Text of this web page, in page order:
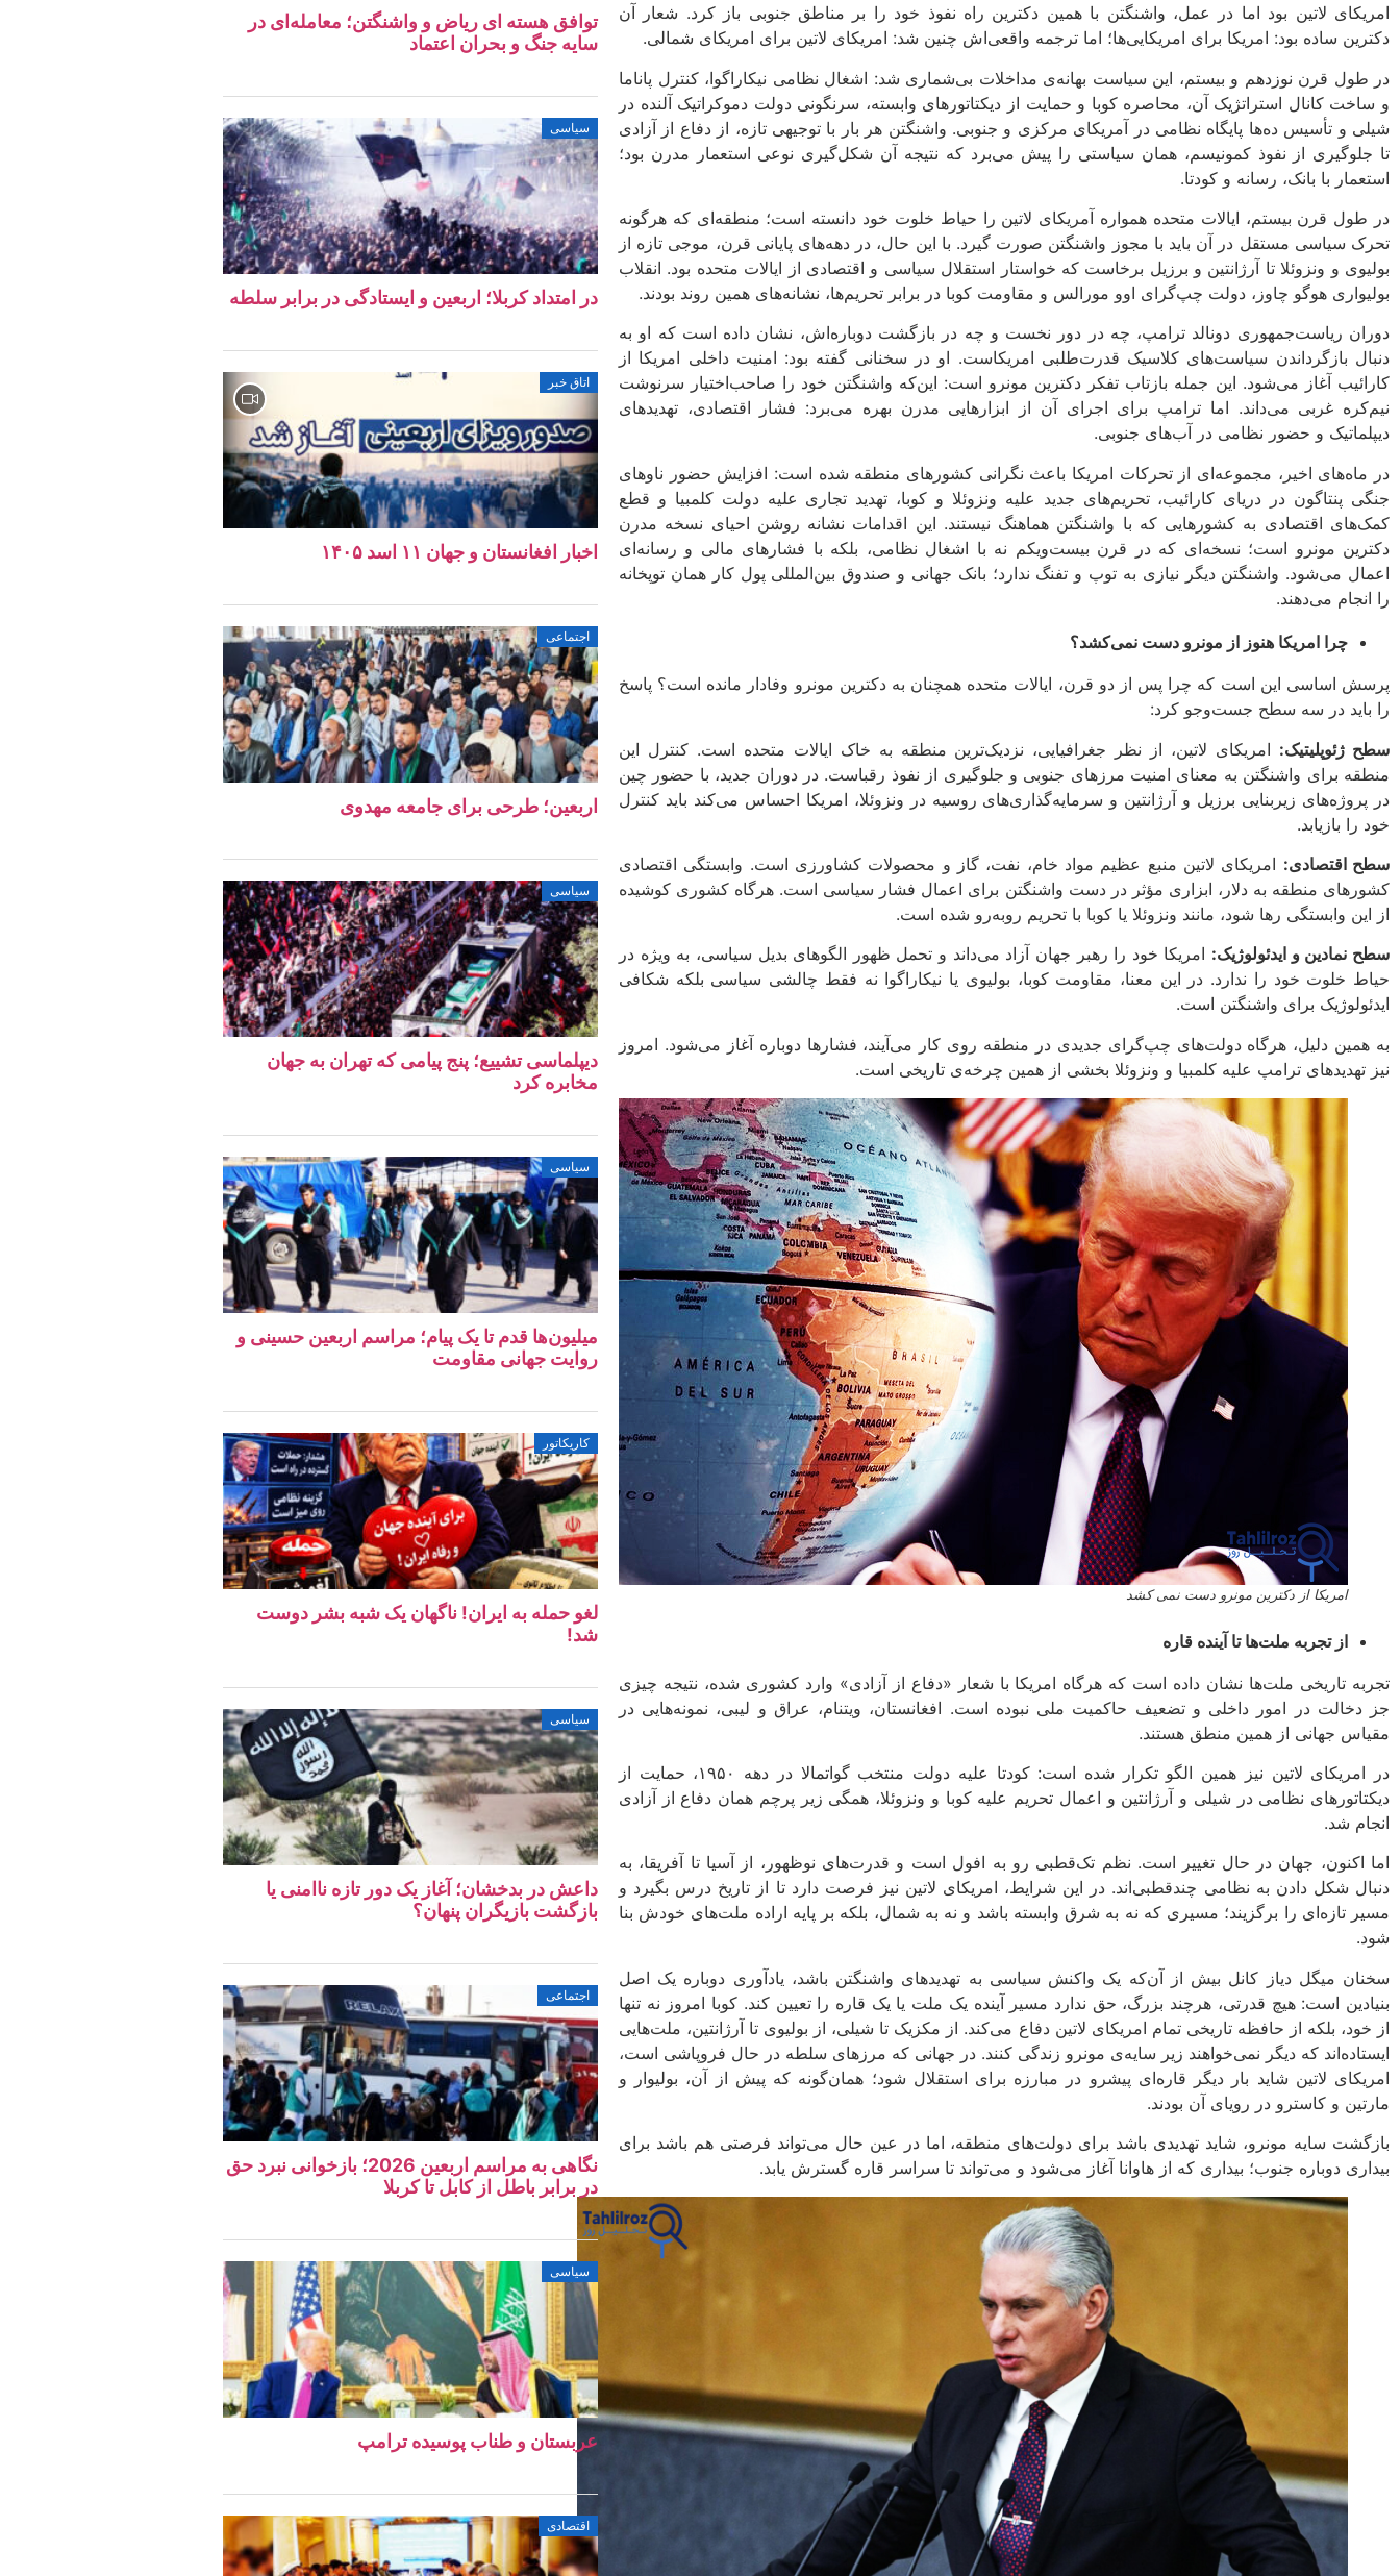
امریکای لاتین بود اما در عمل، واشنگتن با همین دکترین راه نفوذ خود را بر مناطق جنوبی باز کرد. شعار آن
دکترین ساده بود: امریکا برای امریکایی‌ها؛ اما ترجمه واقعی‌اش چنین شد: امریکای لاتین برای امریکای شمالی.
در طول قرن نوزدهم و بیستم، این سیاست بهانه‌ی مداخلات بی‌شماری شد: اشغال نظامی نیکاراگوا، کنترل پاناما
و ساخت کانال استراتژیک آن، محاصره‌ کوبا و حمایت از دیکتاتورهای وابسته، سرنگونی دولت دموکراتیک آلنده در
شیلی و تأسیس ده‌ها پایگاه نظامی در آمریکای مرکزی و جنوبی. واشنگتن هر بار با توجیهی تازه، از دفاع از آزادی
تا جلوگیری از نفوذ کمونیسم، همان سیاستی را پیش می‌برد که نتیجه آن شکل‌گیری نوعی استعمار مدرن بود؛
استعمار با بانک، رسانه و کودتا.
در طول قرن بیستم، ایالات متحده همواره آمریکای لاتین را حیاط خلوت خود دانسته است؛ منطقه‌ای که هرگونه
تحرک سیاسی مستقل در آن باید با مجوز واشنگتن صورت گیرد. با این حال، در دهه‌های پایانی قرن، موجی تازه از
بولیوی و ونزوئلا تا آرژانتین و برزیل برخاست که خواستار استقلال سیاسی و اقتصادی از ایالات متحده بود. انقلاب
بولیواری هوگو چاوز، دولت چپ‌گرای اوو مورالس و مقاومت کوبا در برابر تحریم‌ها، نشانه‌های همین روند بودند.
دوران ریاست‌جمهوری دونالد ترامپ، چه در دور نخست و چه در بازگشت دوباره‌اش، نشان داده است که او به
دنبال بازگرداندن سیاست‌های کلاسیک قدرت‌طلبی امریکاست. او در سخنانی گفته بود: امنیت داخلی امریکا از
کارائیب آغاز می‌شود. این جمله بازتاب تفکر دکترین مونرو است: این‌که واشنگتن خود را صاحب‌اختیار سرنوشت
نیم‌کره‌ غربی می‌داند. اما ترامپ برای اجرای آن از ابزارهایی مدرن بهره می‌برد: فشار اقتصادی، تهدیدهای
دیپلماتیک و حضور نظامی در آب‌های جنوبی.
در ماه‌های اخیر، مجموعه‌ای از تحرکات امریکا باعث نگرانی کشورهای منطقه شده است: افزایش حضور ناوهای
جنگی پنتاگون در دریای کارائیب، تحریم‌های جدید علیه ونزوئلا و کوبا، تهدید تجاری علیه دولت کلمبیا و قطع
کمک‌های اقتصادی به کشورهایی که با واشنگتن هماهنگ نیستند. این اقدامات نشانه‌ روشن احیای نسخه‌ مدرن
دکترین مونرو است؛ نسخه‌ای که در قرن بیست‌ویکم نه با اشغال نظامی، بلکه با فشارهای مالی و رسانه‌ای
اعمال می‌شود. واشنگتن دیگر نیازی به توپ و تفنگ ندارد؛ بانک جهانی و صندوق بین‌المللی پول کار همان توپخانه
را انجام می‌دهند.
چرا امریکا هنوز از مونرو دست نمی‌کشد؟
پرسش اساسی این است که چرا پس از دو قرن، ایالات متحده همچنان به دکترین مونرو وفادار مانده است؟ پاسخ
را باید در سه سطح جست‌وجو کرد:
سطح ژئوپلیتیک: امریکای لاتین، از نظر جغرافیایی، نزدیک‌ترین منطقه به خاک ایالات متحده است. کنترل این
منطقه برای واشنگتن به معنای امنیت مرزهای جنوبی و جلوگیری از نفوذ رقباست. در دوران جدید، با حضور چین
در پروژه‌های زیربنایی برزیل و آرژانتین و سرمایه‌گذاری‌های روسیه در ونزوئلا، امریکا احساس می‌کند باید کنترل
خود را بازیابد.
سطح اقتصادی: امریکای لاتین منبع عظیم مواد خام، نفت، گاز و محصولات کشاورزی است. وابستگی اقتصادی
کشورهای منطقه به دلار، ابزاری مؤثر در دست واشنگتن برای اعمال فشار سیاسی است. هرگاه کشوری کوشیده
از این وابستگی رها شود، مانند ونزوئلا یا کوبا با تحریم روبه‌رو شده است.
سطح نمادین و ایدئولوژیک: امریکا خود را رهبر جهان آزاد می‌داند و تحمل ظهور الگوهای بدیل سیاسی، به‌ ویژه در
حیاط خلوت خود را ندارد. در این معنا، مقاومت کوبا، بولیوی یا نیکاراگوا نه فقط چالشی سیاسی بلکه شکافی
ایدئولوژیک برای واشنگتن است.
به همین دلیل، هرگاه دولت‌های چپ‌گرای جدیدی در منطقه روی کار می‌آیند، فشارها دوباره آغاز می‌شود. امروز
نیز تهدیدهای ترامپ علیه کلمبیا و ونزوئلا بخشی از همین چرخه‌ی تاریخی است.
امریکا از دکترین مونرو دست نمی کشد
از تجربه ملت‌ها تا آینده‌ قاره
تجربه‌ تاریخی ملت‌ها نشان داده است که هرگاه امریکا با شعار «دفاع از آزادی» وارد کشوری شده، نتیجه چیزی
جز دخالت در امور داخلی و تضعیف حاکمیت ملی نبوده است. افغانستان، ویتنام، عراق و لیبی، نمونه‌هایی در
مقیاس جهانی از همین منطق هستند.
در امریکای لاتین نیز همین الگو تکرار شده است: کودتا علیه دولت منتخب گواتمالا در دهه‌ ۱۹۵۰، حمایت از
دیکتاتورهای نظامی در شیلی و آرژانتین و اعمال تحریم علیه کوبا و ونزوئلا، همگی زیر پرچم همان دفاع از آزادی
انجام شد.
اما اکنون، جهان در حال تغییر است. نظم تک‌قطبی رو به افول است و قدرت‌های نوظهور، از آسیا تا آفریقا، به
دنبال شکل دادن به نظامی چندقطبی‌اند. در این شرایط، امریکای لاتین نیز فرصت دارد تا از تاریخ درس بگیرد و
مسیر تازه‌ای را برگزیند؛ مسیری که نه به شرق وابسته باشد و نه به شمال، بلکه بر پایه‌ اراده‌ ملت‌های خودش بنا
شود.
سخنان میگل دیاز‌ ‌کانل بیش از آن‌که یک واکنش سیاسی به تهدیدهای واشنگتن باشد، یادآوری دوباره‌ یک اصل
بنیادین است: هیچ قدرتی، هرچند بزرگ، حق ندارد مسیر آینده‌ یک ملت یا یک قاره را تعیین کند. کوبا امروز نه‌ تنها
از خود، بلکه از حافظه‌ تاریخی تمام امریکای لاتین دفاع می‌کند. از مکزیک تا شیلی، از بولیوی تا آرژانتین، ملت‌هایی
ایستاده‌اند که دیگر نمی‌خواهند زیر سایه‌ی مونرو زندگی کنند. در جهانی که مرزهای سلطه در حال فروپاشی است،
امریکای لاتین شاید بار دیگر قاره‌ای پیشرو در مبارزه برای استقلال شود؛ همان‌گونه که پیش از آن، بولیوار و
مارتین و کاسترو در رویای آن بودند.
بازگشت سایه‌ مونرو، شاید تهدیدی باشد برای دولت‌های منطقه، اما در عین حال می‌تواند فرصتی هم باشد برای
بیداری دوباره‌ جنوب؛ بیداری‌ که از هاوانا آغاز می‌شود و می‌تواند تا سراسر قاره گسترش یابد.
توافق هسته‌ ای ریاض و واشنگتن؛ معامله‌ای در
سایه جنگ و بحران اعتماد
سیاسی
در امتداد کربلا؛ اربعین و ایستادگی در برابر سلطه
اتاق خبر
اخبار افغانستان و جهان ۱۱ اسد ۱۴۰۵
اجتماعی
اربعین؛ طرحی برای جامعه مهدوی
سیاسی
دیپلماسی تشییع؛ پنج پیامی که تهران به جهان
مخابره کرد
سیاسی
میلیون‌ها قدم تا یک پیام؛ مراسم اربعین حسینی و
روایت جهانی مقاومت
کاریکاتور
لغو حمله به ایران! ناگهان یک شبه بشر دوست
شد!
سیاسی
داعش در بدخشان؛ آغاز یک دور تازه ناامنی یا
بازگشت بازیگران پنهان؟
اجتماعی
نگاهی به مراسم اربعین 2026؛ بازخوانی نبرد حق
در برابر باطل از کابل تا کربلا
سیاسی
عربستان و طناب پوسیده ترامپ
اقتصادی